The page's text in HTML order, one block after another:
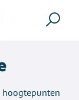
hoogtepunten